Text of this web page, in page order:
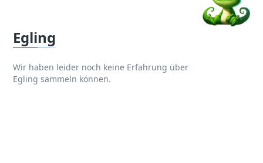
Egling
Wir haben leider noch keine Erfahrung über
Egling sammeln können.